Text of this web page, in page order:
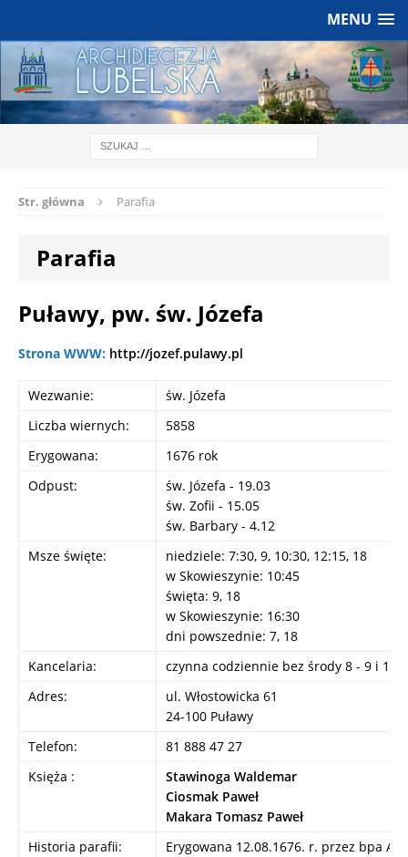
MENU
Str. główna Parafia
Parafia
Puławy, pw. św. Józefa
Strona WWW: http://jozef.pulawy.pl
Wezwanie:
św. Józefa
Liczba wiernych:
5858
Erygowana:
1676 rok
Odpust:
św. Józefa - 19.03
św. Zofii - 15.05
św. Barbary - 4.12
Msze święte:
niedziele: 7:30, 9, 10:30, 12:15, 18
w Skowieszynie: 10:45
święta: 9, 18
w Skowieszynie: 16:30
dni powszednie: 7, 18
Kancelaria:
czynna codziennie bez środy 8 - 9 i 17 -
Adres:
ul. Włostowicka 61
24-100 Puławy
Telefon:
81 888 47 27
Księża :
Stawinoga Waldemar
Ciosmak Paweł
Makara Tomasz Paweł
Historia parafii:
Erygowana 12.08.1676. r. przez bpa